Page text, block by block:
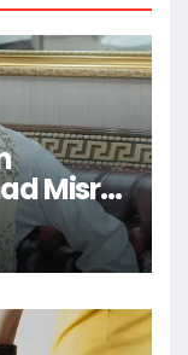
Misry